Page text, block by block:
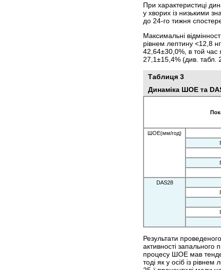
При характеристиці
у хворих із низькими
до 24-го тижня
Максимальні
рівнем лептину <12,8
42,64±30,0%, в той час
27,1±15,4% (див. табл.
Таблиця 3
Динаміка ШОЕ та
ШОЕ(мм/год)
DAS28
Результати
активності запального
процесу ШОЕ мав
тоді як у осіб із